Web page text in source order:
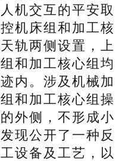
机交互的平安取
机床组和加工核
轨两侧设置，上
和加工核心组均
内。涉及机械加
和加工核心组操
外侧，不形成小
现公开了一种反
设备及工艺，以